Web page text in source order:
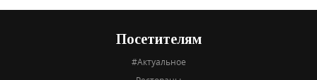
Посетителям
#Актуальное